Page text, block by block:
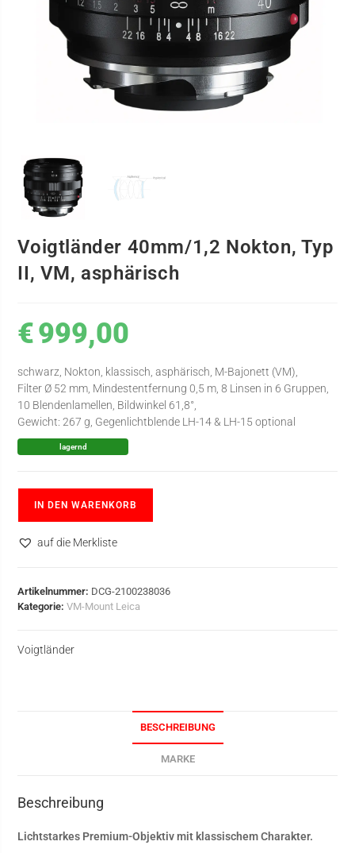
Voigtländer 40mm/1,2 Nokton, Typ
II, VM, asphärisch
€999,00
schwarz, Nokton, klassisch, asphärisch, M-Bajonett (VM),
Filter Ø 52 mm, Mindestentfernung 0,5 m, 8 Linsen in 6 Gruppen,
10 Blendenlamellen, Bildwinkel 61,8°,
Gewicht: 267 g, Gegenlichtblende LH-14 & LH-15 optional
lagernd
IN DEN WARENKORB
auf die Merkliste
Artikelnummer: DCG-2100238036
Kategorie:VM-Mount Leica
Voigtländer
BESCHREIBUNG
MARKE
Beschreibung
Lichtstarkes Premium-Objektiv mit klassischem Charakter.